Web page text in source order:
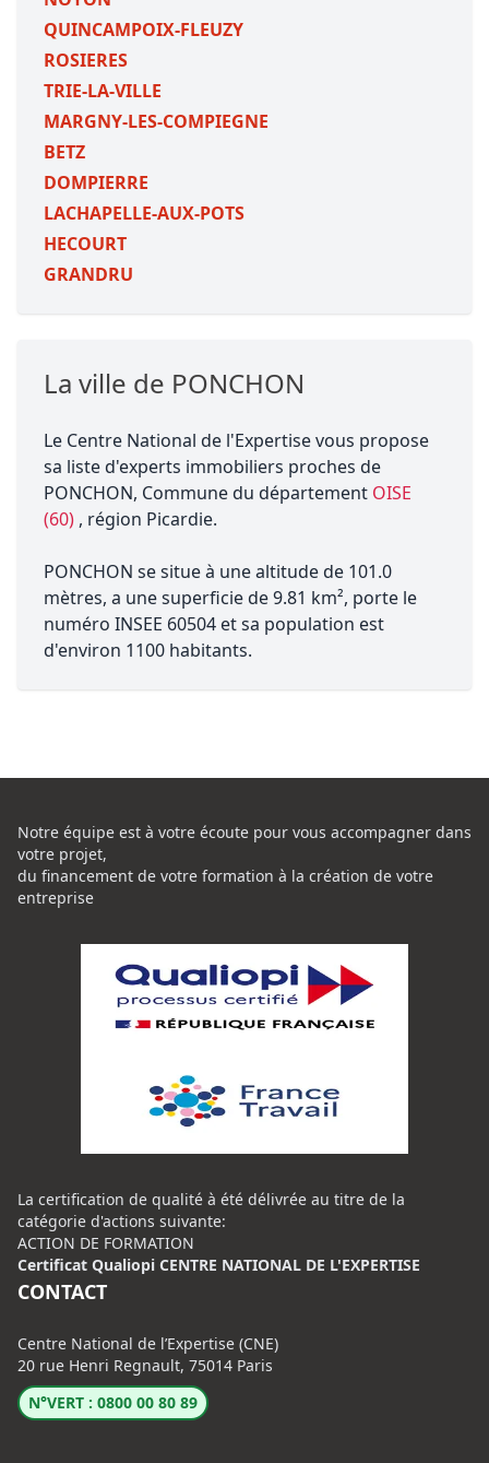
QUINCAMPOIX-FLEUZY
ROSIERES
TRIE-LA-VILLE
MARGNY-LES-COMPIEGNE
BETZ
DOMPIERRE
LACHAPELLE-AUX-POTS
HECOURT
GRANDRU
La ville de PONCHON
Le Centre National de l'Expertise vous propose
sa liste d'experts immobiliers proches de
PONCHON, Commune du département OISE
(60) , région Picardie.
PONCHON se situe à une altitude de 101.0
mètres, a une superficie de 9.81 km², porte le
numéro INSEE 60504 et sa population est
d'environ 1100 habitants.
Notre équipe est à votre écoute pour vous accompagner dans
votre projet,
du financement de votre formation à la création de votre
entreprise
La certification de qualité à été délivrée au titre de la
catégorie d'actions suivante:
ACTION DE FORMATION
Certificat Qualiopi CENTRE NATIONAL DE L'EXPERTISE
CONTACT
Centre National de l’Expertise (CNE)
20 rue Henri Regnault, 75014 Paris
N°VERT : 0800 00 80 89